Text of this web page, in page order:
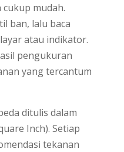
mudah.
ban, lalu baca
atau indikator.
pengukuran
yang tercantum
ditulis dalam
Inch). Setiap
tekanan